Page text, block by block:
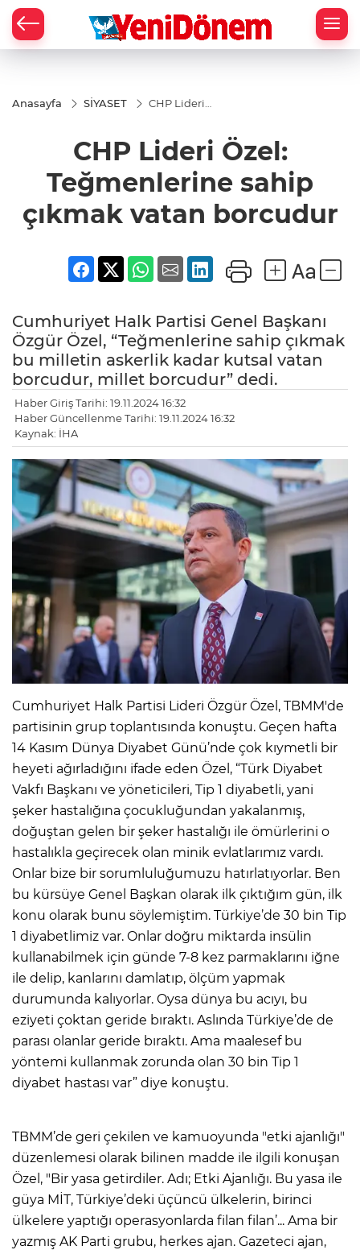
Anasayfa SİYASET
CHP Lideri
sahip çıkmak
vatan
CHP Lideri Özel:
Teğmenlerine sahip
çıkmak vatan borcudur
Cumhuriyet Halk Partisi Genel Başkanı
Özgür Özel, “Teğmenlerine sahip çıkmak
bu milletin askerlik kadar kutsal vatan
borcudur, millet borcudur” dedi.
Haber Giriş Tarihi: 19.11.2024 16:32
Haber Güncellenme Tarihi: 19.11.2024 16:32
Kaynak: İHA
Cumhuriyet Halk Partisi Lideri Özgür Özel, TBMM'de
partisinin grup toplantısında konuştu. Geçen hafta
14 Kasım Dünya Diyabet Günü’nde çok kıymetli bir
heyeti ağırladığını ifade eden Özel, “Türk Diyabet
Vakfı Başkanı ve yöneticileri, Tip 1 diyabetli, yani
şeker hastalığına çocukluğundan yakalanmış,
doğuştan gelen bir şeker hastalığı ile ömürlerini o
hastalıkla geçirecek olan minik evlatlarımız vardı.
Onlar bize bir sorumluluğumuzu hatırlatıyorlar. Ben
bu kürsüye Genel Başkan olarak ilk çıktığım gün, ilk
konu olarak bunu söylemiştim. Türkiye’de 30 bin Tip
1 diyabetlimiz var. Onlar doğru miktarda insülin
kullanabilmek için günde 7-8 kez parmaklarını iğne
ile delip, kanlarını damlatıp, ölçüm yapmak
durumunda kalıyorlar. Oysa dünya bu acıyı, bu
eziyeti çoktan geride bıraktı. Aslında Türkiye’de de
parası olanlar geride bıraktı. Ama maalesef bu
yöntemi kullanmak zorunda olan 30 bin Tip 1
diyabet hastası var” diye konuştu.
TBMM’de geri çekilen ve kamuoyunda "etki ajanlığı"
düzenlemesi olarak bilinen madde ile ilgili konuşan
Özel, "Bir yasa getirdiler. Adı; Etki Ajanlığı. Bu yasa ile
güya MİT, Türkiye’deki üçüncü ülkelerin, birinci
ülkelere yaptığı operasyonlarda filan filan’... Ama bir
yazmış AK Parti grubu, herkes ajan. Gazeteci ajan,